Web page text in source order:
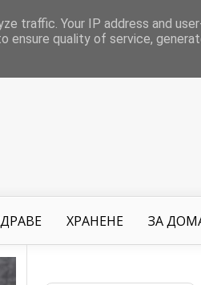
ХРАНЕНЕ ЗА
traffic. Your IP address and
ensure quality of service,